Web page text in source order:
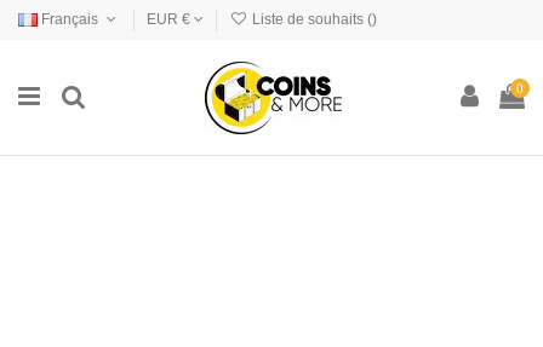
Français EUR € Liste de souhaits ()
0